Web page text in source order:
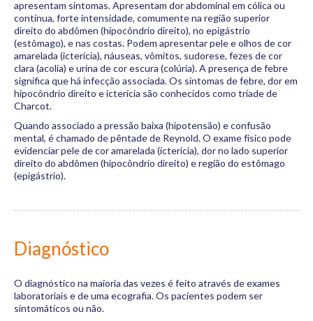
apresentam sintomas. Apresentam dor abdominal em cólica ou
contínua, forte intensidade, comumente na região superior
direito do abdômen (hipocôndrio direito), no epigástrio
(estômago), e nas costas. Podem apresentar pele e olhos de cor
amarelada (icterícia), náuseas, vômitos, sudorese, fezes de cor
clara (acolia) e urina de cor escura (colúria). A presença de febre
significa que há infecção associada. Os sintomas de febre, dor em
hipocôndrio direito e icterícia são conhecidos como tríade de
Charcot.
Quando associado a pressão baixa (hipotensão) e confusão
mental, é chamado de pêntade de Reynold. O exame físico pode
evidenciar pele de cor amarelada (icterícia), dor no lado superior
direito do abdômen (hipocôndrio direito) e região do estômago
(epigástrio).
Diagnóstico
O diagnóstico na maioria das vezes é feito através de exames
laboratoriais e de uma ecografia. Os pacientes podem ser
sintomáticos ou não.